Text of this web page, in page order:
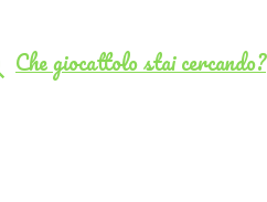
Che giocattolo stai cercando?